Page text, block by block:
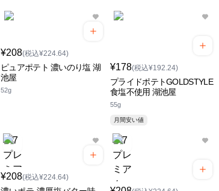
¥208(税込¥224.64)
ピュアポテト 濃いのり塩 湖
池屋
52g
¥178(税込¥192.24)
プライドポテトGOLDSTYLE
食塩不使用 湖池屋
55g
月間安い値
¥208(税込¥224.64)